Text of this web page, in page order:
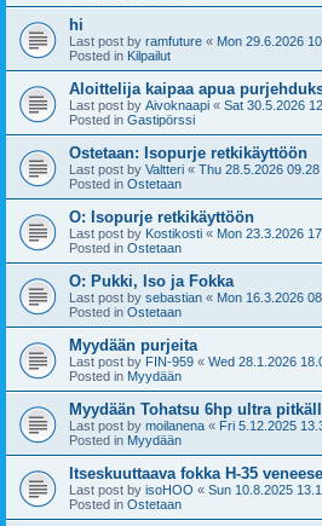
hi
Last post by ramfuture « Mon 29.6.2026
Posted in Kilpailut
Aloittelija kaipaa apua
Last post by Aivoknaapi « Sat 30.5.2026
Posted in Gastipörssi
Ostetaan: Isopurje retkikäyttöön
Last post by Valtteri « Thu 28.5.2026 09.28
Posted in Ostetaan
O: Isopurje retkikäyttöön
Last post by Kostikosti « Mon 23.3.2026
Posted in Ostetaan
O: Pukki, Iso ja Fokka
Last post by sebastian « Mon 16.3.2026
Posted in Ostetaan
Myydään purjeita
Last post by FIN-959 « Wed 28.1.2026
Posted in Myydään
Myydään Tohatsu 6hp ultra
Last post by moilanena « Fri 5.12.2025
Posted in Myydään
Itseskuuttaava fokka H-35
Last post by isoHOO « Sun 10.8.2025
Posted in Ostetaan